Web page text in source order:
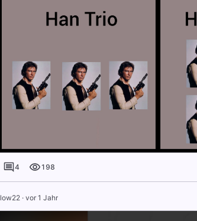
4 198
· vor 1 Jahr